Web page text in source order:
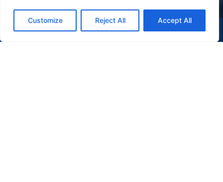
Customize Reject All Accept All
(47) 9 9977-7630